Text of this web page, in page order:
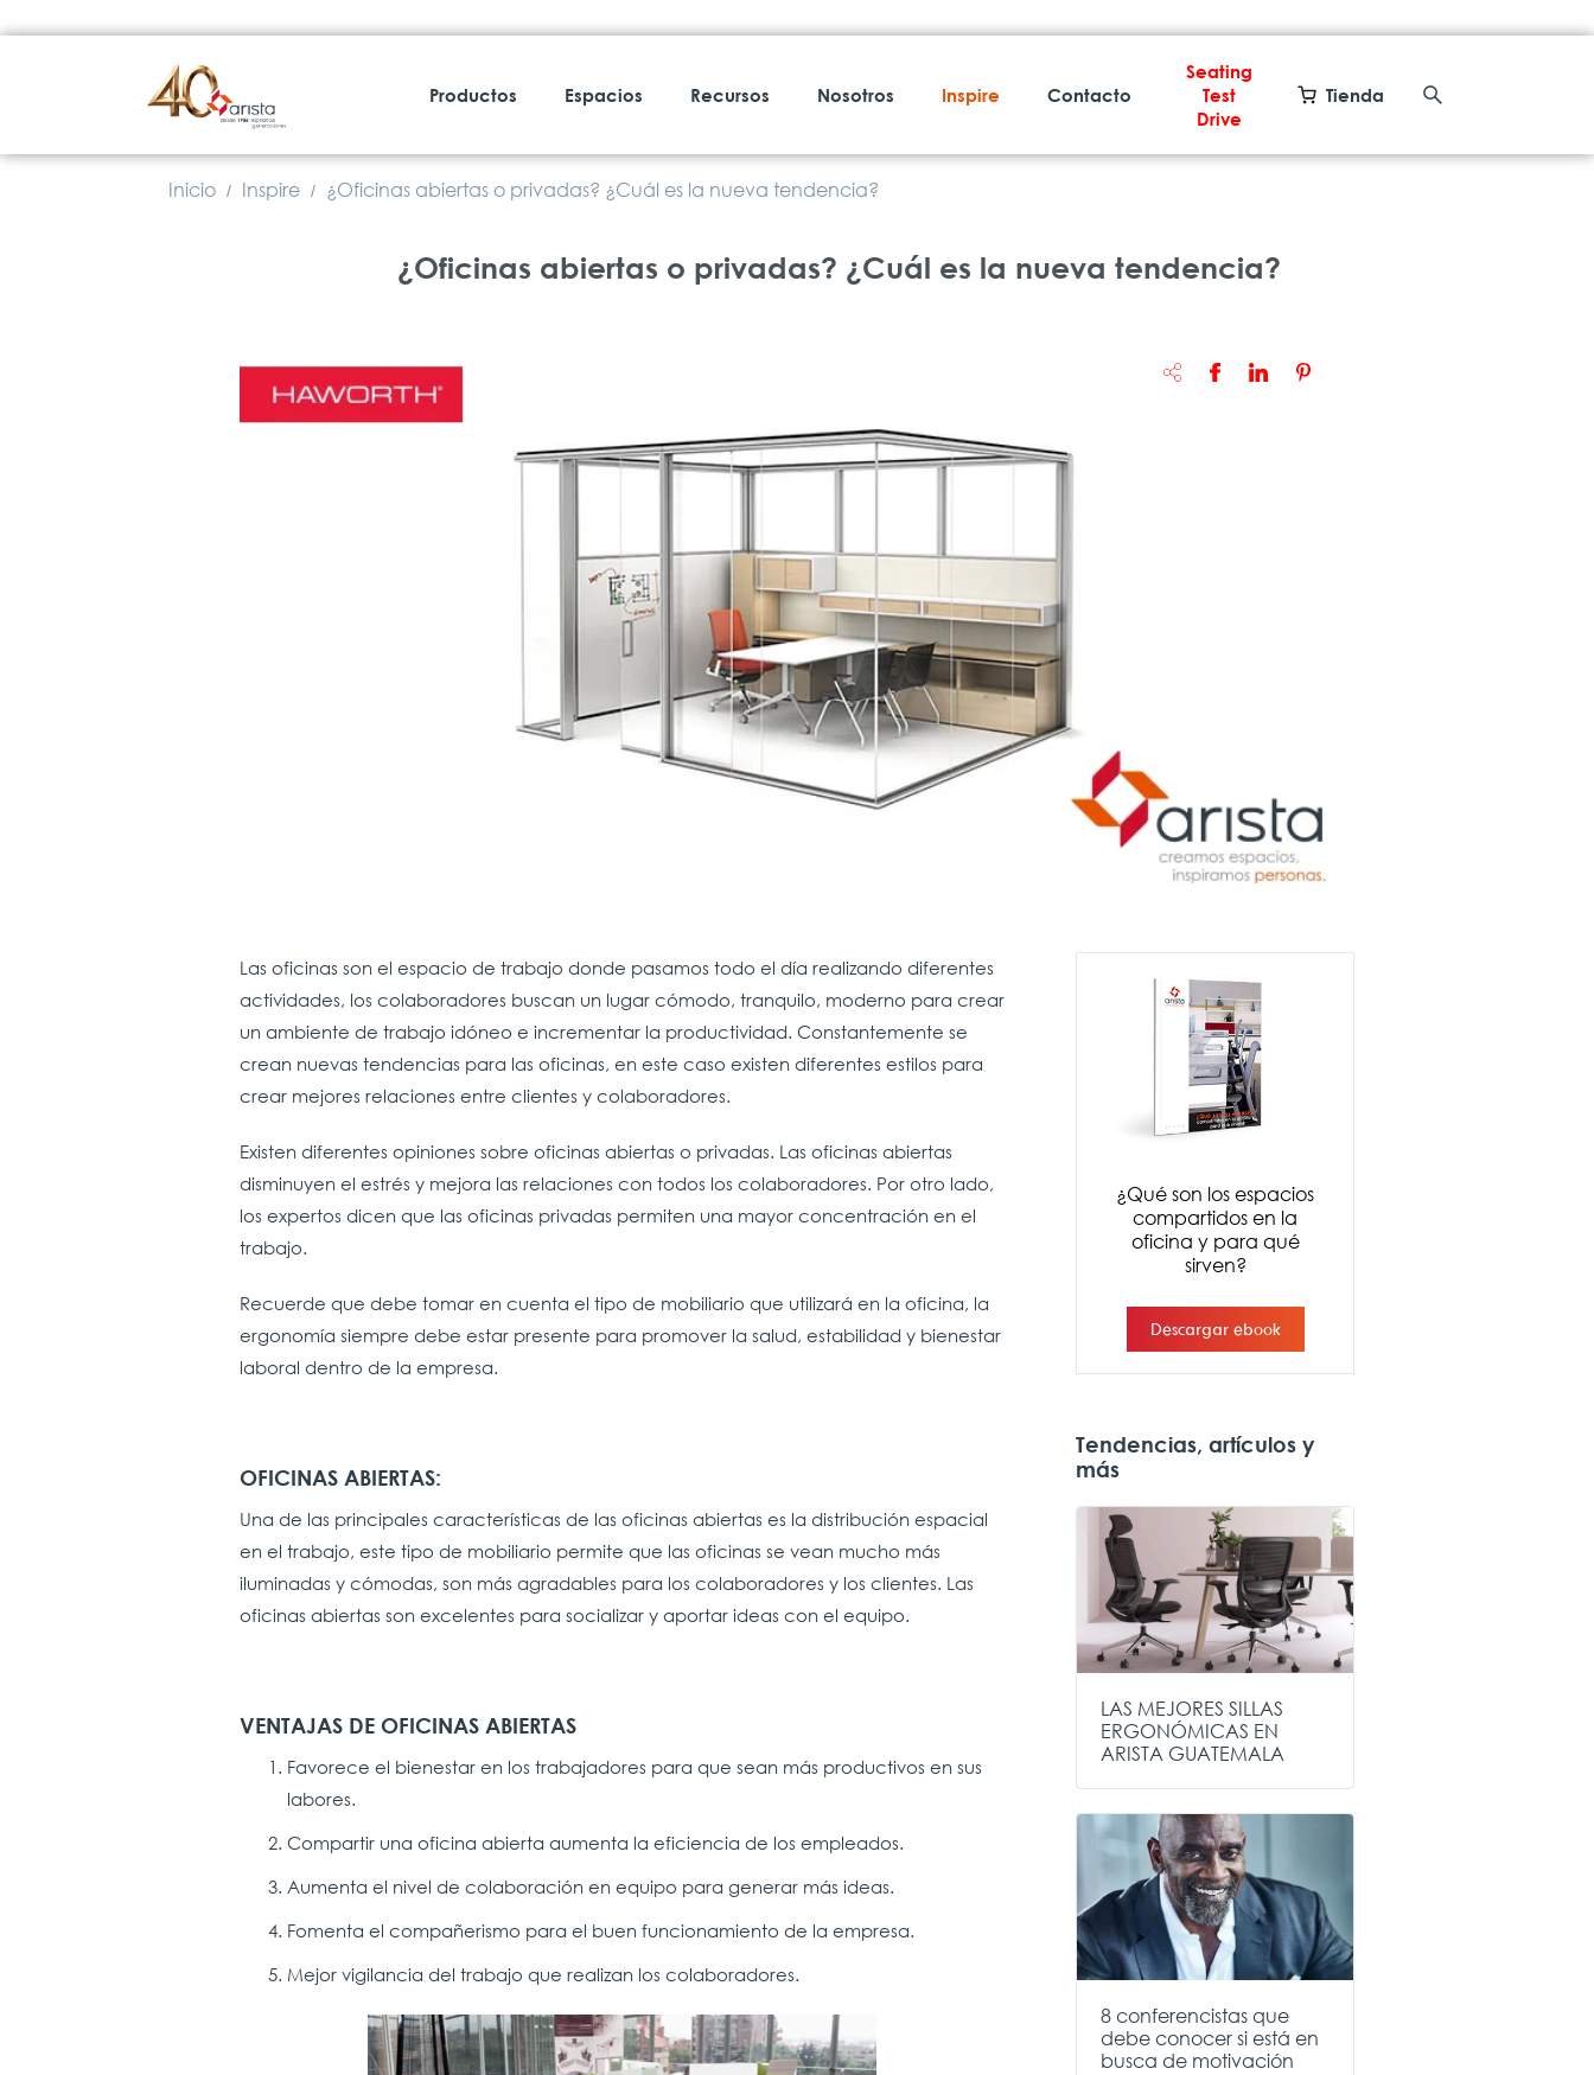
Productos Espacios Recursos Nosotros Inspire Contacto
Seating
Test
Drive
Tienda
Inicio / Inspire / ¿Oficinas abiertas o privadas? ¿Cuál es la nueva tendencia?
¿Oficinas abiertas o privadas? ¿Cuál es la nueva tendencia?
Las oficinas son el espacio de trabajo donde pasamos todo el día realizando diferentes
actividades, los colaboradores buscan un lugar cómodo, tranquilo, moderno para crear
un ambiente de trabajo idóneo e incrementar la productividad. Constantemente se
crean nuevas tendencias para las oficinas, en este caso existen diferentes estilos para
crear mejores relaciones entre clientes y colaboradores.
Existen diferentes opiniones sobre oficinas abiertas o privadas. Las oficinas abiertas
disminuyen el estrés y mejora las relaciones con todos los colaboradores. Por otro lado,
los expertos dicen que las oficinas privadas permiten una mayor concentración en el
trabajo.
Recuerde que debe tomar en cuenta el tipo de mobiliario que utilizará en la oficina, la
ergonomía siempre debe estar presente para promover la salud, estabilidad y bienestar
laboral dentro de la empresa.
OFICINAS ABIERTAS:
Una de las principales características de las oficinas abiertas es la distribución espacial
en el trabajo, este tipo de mobiliario permite que las oficinas se vean mucho más
iluminadas y cómodas, son más agradables para los colaboradores y los clientes. Las
oficinas abiertas son excelentes para socializar y aportar ideas con el equipo.
VENTAJAS DE OFICINAS ABIERTAS
Favorece el bienestar en los trabajadores para que sean más productivos en sus
labores.
Compartir una oficina abierta aumenta la eficiencia de los empleados.
Aumenta el nivel de colaboración en equipo para generar más ideas.
Fomenta el compañerismo para el buen funcionamiento de la empresa.
Mejor vigilancia del trabajo que realizan los colaboradores.
Tendencias, artículos y
más
LAS MEJORES SILLAS
ERGONÓMICAS EN
ARISTA GUATEMALA
8 conferencistas que
debe conocer si está en
busca de motivación